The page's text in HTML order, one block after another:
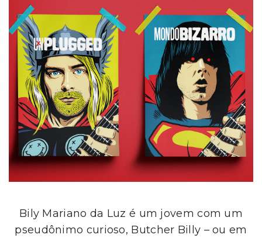
Bily Mariano da Luz é um jovem com um
pseudônimo curioso, Butcher Billy – ou em